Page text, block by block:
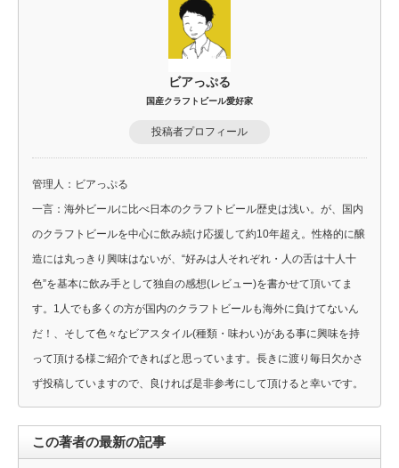
ビアっぷる
国産クラフトビール愛好家
投稿者プロフィール
管理人：ビアっぷる
一言：海外ビールに比べ日本のクラフトビール歴史は浅い。が、国内
のクラフトビールを中心に飲み続け応援して約10年超え。性格的に醸
造には丸っきり興味はないが、“好みは人それぞれ・人の舌は十人十
色”を基本に飲み手として独自の感想(レビュー)を書かせて頂いてま
す。1人でも多くの方が国内のクラフトビールも海外に負けてないん
だ！、そして色々なビアスタイル(種類・味わい)がある事に興味を持
って頂ける様ご紹介できればと思っています。長きに渡り毎日欠かさ
ず投稿していますので、良ければ是非参考にして頂けると幸いです。
この著者の最新の記事